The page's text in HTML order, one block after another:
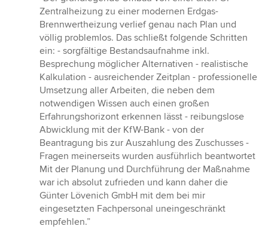
5
von
5
Sternen
Zentralheizung zu einer modernen Erdgas-
Brennwertheizung verlief genau nach Plan und
völlig problemlos. Das schließt folgende Schritten
ein: - sorgfältige Bestandsaufnahme inkl.
Besprechung möglicher Alternativen - realistische
Kalkulation - ausreichender Zeitplan - professionelle
Umsetzung aller Arbeiten, die neben dem
notwendigen Wissen auch einen großen
Erfahrungshorizont erkennen lässt - reibungslose
Abwicklung mit der KfW-Bank - von der
Beantragung bis zur Auszahlung des Zuschusses -
Fragen meinerseits wurden ausführlich beantwortet
Mit der Planung und Durchführung der Maßnahme
war ich absolut zufrieden und kann daher die
Günter Lövenich GmbH mit dem bei mir
eingesetzten Fachpersonal uneingeschränkt
empfehlen.”